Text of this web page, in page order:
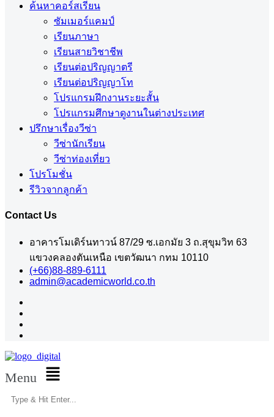
ค้นหาคอร์สเรียน
ซัมเมอร์แคมป์
เรียนภาษา
เรียนสายวิชาชีพ
เรียนต่อปริญญาตรี
เรียนต่อปริญญาโท
โปรแกรมฝึกงานระยะสั้น
โปรแกรมศึกษาดูงานในต่างประเทศ
ปรึกษาเรื่องวีซ่า
วีซ่านักเรียน
วีซ่าท่องเที่ยว
โปรโมชั่น
รีวิวจากลูกค้า
Contact Us
อาคารโมเดิร์นทาวน์ 87/29 ซ.เอกมัย 3 ถ.สุขุมวิท 63
แขวงคลองตันเหนือ เขตวัฒนา กทม 10110
(+66)88-889-6111
admin@academicworld.co.th
Menu